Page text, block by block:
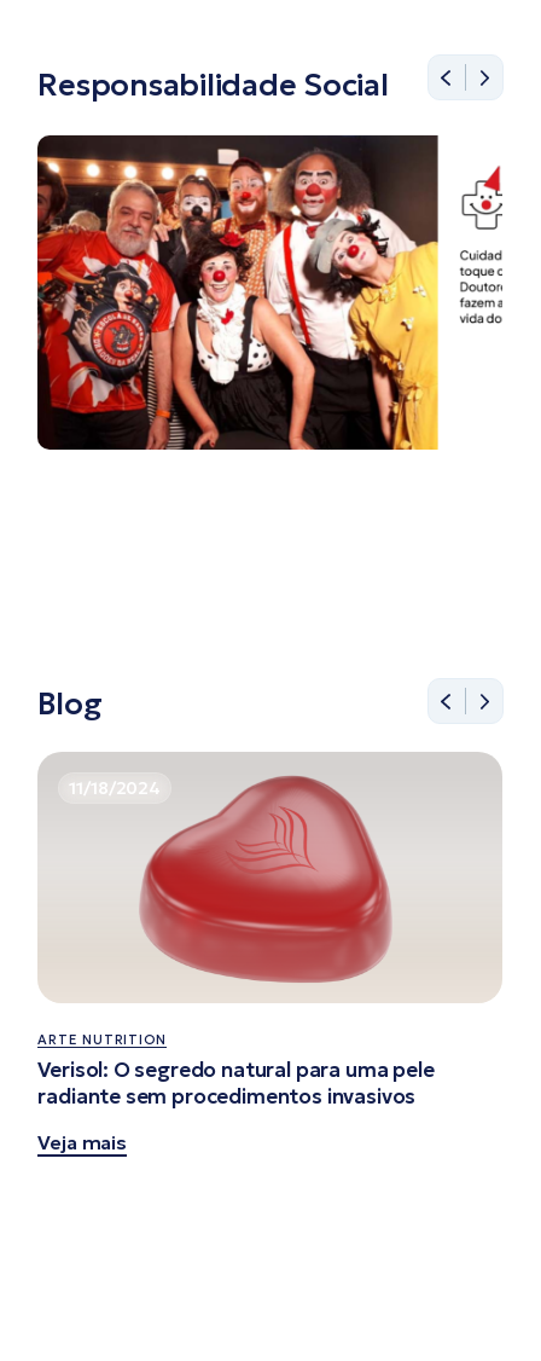
Responsabilidade Social
Blog
11/18/2024
ARTE NUTRITION
Verisol: O segredo natural para uma pele
radiante sem procedimentos invasivos
Veja mais